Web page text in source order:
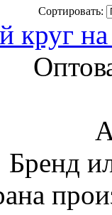
Сортировать:
круг
Бренд